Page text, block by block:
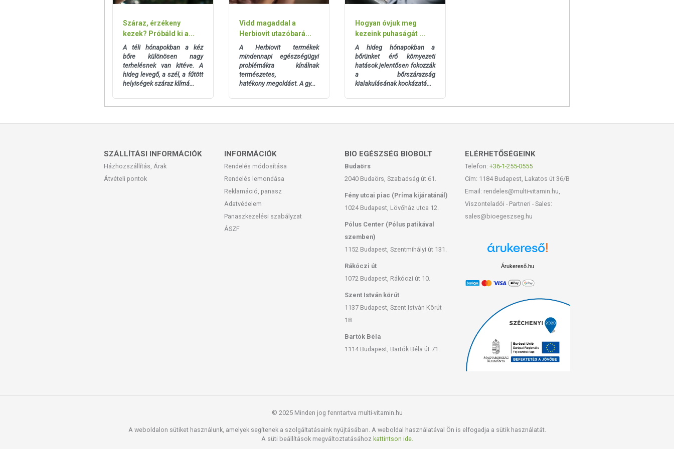
Száraz, érzékeny
kezek? Próbáld ki a...
A téli hónapokban a kéz
bőre különösen nagy
terhelésnek van kitéve. A
hideg levegő, a szél, a fűtött
helyiségek száraz klímá...
Vidd magaddal a
Herbiovit utazóbará...
A Herbiovit termékek
mindennapi egészségügyi
problémákra kínálnak
természetes,
hatékony megoldást. A gy...
Hogyan óvjuk meg
kezeink puhaságát ...
A hideg hónapokban a
bőrünket érő környezeti
hatások jelentősen fokozzák
a bőrszárazság
kialakulásának kockázatá...
SZÁLLÍTÁSI INFORMÁCIÓK
Házhozszállítás, Árak
Átvételi pontok
INFORMÁCIÓK
Rendelés módosítása
Rendelés lemondása
Reklamáció, panasz
Adatvédelem
Panaszkezelési szabályzat
ÁSZF
BIO EGÉSZSÉG BIOBOLT
Budaörs
2040 Budaörs, Szabadság út 61.
Fény utcai piac (Príma kijáratánál)
1024 Budapest, Lövőház utca 12.
Pólus Center (Pólus patikával
szemben)
1152 Budapest, Szentmihályi út 131.
Rákóczi út
1072 Budapest, Rákóczi út 10.
Szent István körút
1137 Budapest, Szent István Körút
18.
Bartók Béla
1114 Budapest, Bartók Béla út 71.
ELÉRHETŐSÉGEINK
Telefon: +36-1-255-0555
Cím: 1184 Budapest, Lakatos út 36/B
Email: rendeles@multi-vitamin.hu,
Viszonteladói - Partneri - Sales:
sales@bioegeszseg.hu
Árukereső.hu
© 2025 Minden jog fenntartva multi-vitamin.hu
A weboldalon sütiket használunk, amelyek segítenek a szolgáltatásaink nyújtásában. A weboldal használatával Ön is elfogadja a sütik használatát.
A süti beállítások megváltoztatásához kattintson ide.